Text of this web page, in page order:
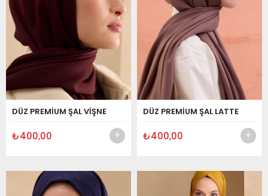
DÜZ PREMİUM ŞAL VİŞNE
₺400,00
DÜZ PREMİUM ŞAL LATTE
₺400,00